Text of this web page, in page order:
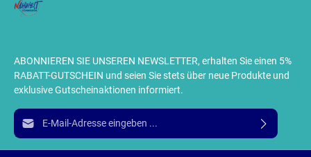
ABONNIEREN SIE UNSEREN NEWSLETTER, erhalten Sie einen 5%
RABATT-GUTSCHEIN und seien Sie stets über neue Produkte und
exklusive Gutscheinaktionen informiert.
E-Mail-Adresse*
Ich habe dieDatenschutzbestimmungenzur Kenntnis